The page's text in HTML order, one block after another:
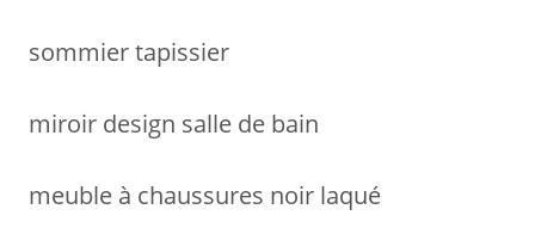
sommier tapissier
miroir design salle de bain
meuble à chaussures noir laqué